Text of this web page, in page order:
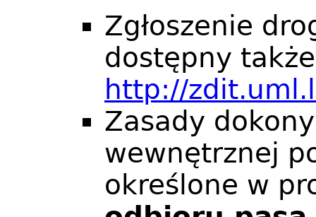
Zgłoszenie
dostępny
http://
Zasady
wewnętrznej
określone w